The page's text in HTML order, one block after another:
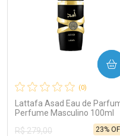
Comprar sem Desconto
Por R$ 16,79/cada
Comprar sem Desconto
Por R$ 16,79/cada
(0)
Lattafa Asad Eau de
Perfume Masculino 100ml
R$ 279,00
23%
COMPRAR